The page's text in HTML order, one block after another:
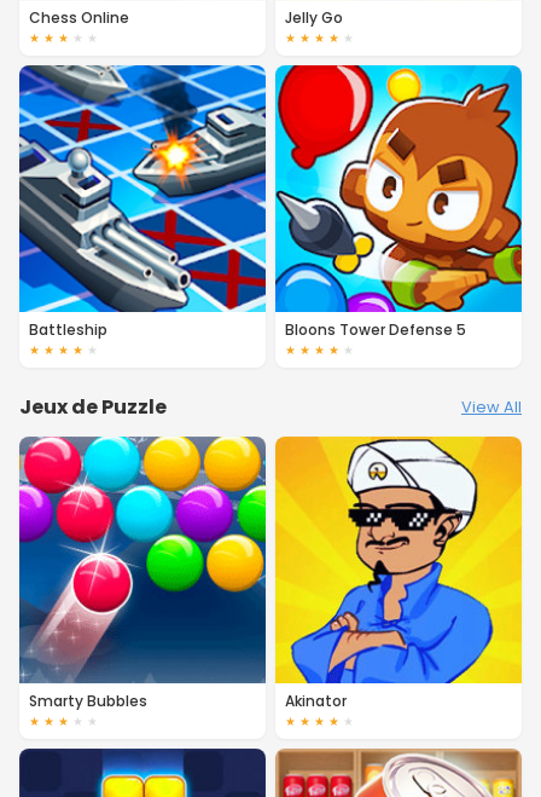
Chess Online
★ ★ ★ ★ ★
Jelly Go
★ ★ ★ ★ ★
Battleship
★ ★ ★ ★ ★
Bloons Tower Defense 5
★ ★ ★ ★ ★
Jeux de Puzzle View All
Smarty Bubbles
★ ★ ★ ★ ★
Akinator
★ ★ ★ ★ ★